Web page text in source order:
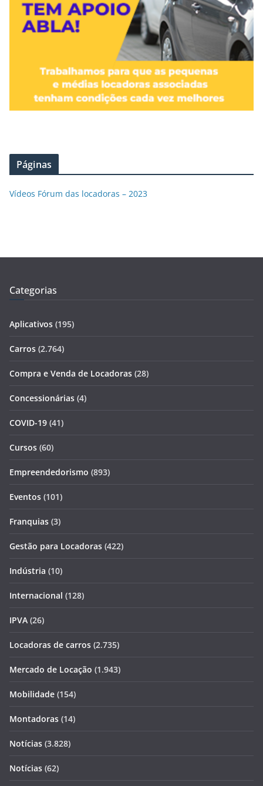
Páginas
Vídeos Fórum das locadoras – 2023
Categorias
Aplicativos (195)
Carros (2.764)
Compra e Venda de Locadoras (28)
Concessionárias (4)
COVID-19 (41)
Cursos (60)
Empreendedorismo (893)
Eventos (101)
Franquias (3)
Gestão para Locadoras (422)
Indústria (10)
Internacional (128)
IPVA (26)
Locadoras de carros (2.735)
Mercado de Locação (1.943)
Mobilidade (154)
Montadoras (14)
Notícias (3.828)
Notícias (62)